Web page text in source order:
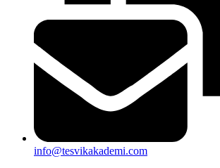
info@tesvikakademi.com